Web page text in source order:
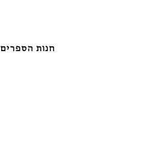
חנות הספרים